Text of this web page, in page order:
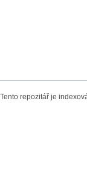
Tento repozitář je